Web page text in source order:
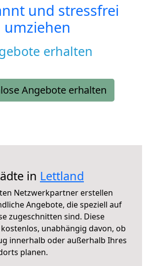
und stressfrei
umziehen
erhalten
Angebote erhalten
in Lettland
Netzwerkpartner erstellen
Angebote, die speziell auf
zugeschnitten sind. Diese
unabhängig davon, ob
innerhalb oder außerhalb Ihres
planen.